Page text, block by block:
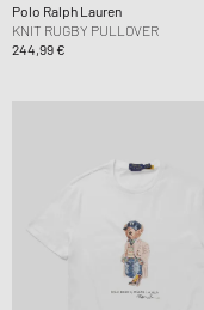
Polo Ralph Lauren
KNIT RUGBY PULLOVER
244,99 €